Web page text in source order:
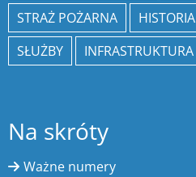
STRAŻ POŻARNA
HISTORIA
SŁUŻBY
INFRASTRUKTURA
Na skróty
Ważne numery